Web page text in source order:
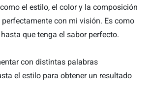
el estilo, el color y la composición
con mi visión. Es como
que tenga el sabor perfecto.
con distintas palabras
el estilo para obtener un resultado